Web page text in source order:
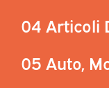
04 Articoli
05 Auto,